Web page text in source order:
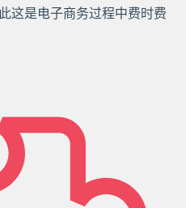
这是电子商务过程中费时费